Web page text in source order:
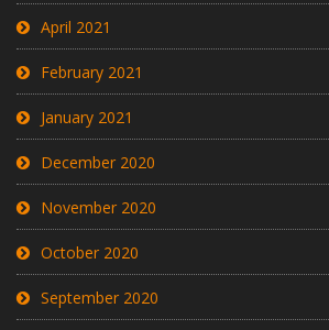
April 2021
February 2021
January 2021
December 2020
November 2020
October 2020
September 2020